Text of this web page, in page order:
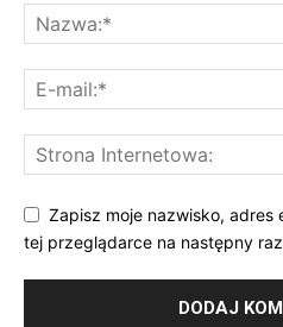
Zapisz moje nazwisko, adres
tej przeglądarce na następny